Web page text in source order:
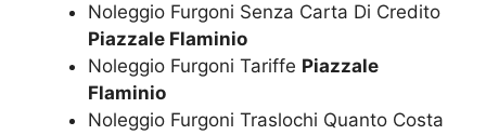
Noleggio Furgoni Senza Carta Di Credito
Piazzale Flaminio
Noleggio Furgoni Tariffe Piazzale
Flaminio
Noleggio Furgoni Traslochi Quanto Costa